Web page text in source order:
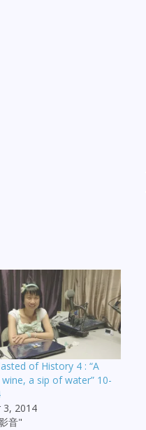
of History 4 : “A
a sip of water” 10-
3, 2014
音"